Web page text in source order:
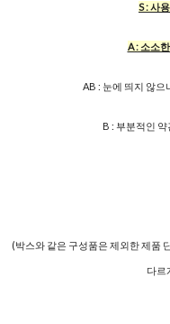
S : 사
A : 소소
AB : 눈에 띄지 않으
B : 부분적인
(박스와 같은 구성품은 제외한 제품
다르